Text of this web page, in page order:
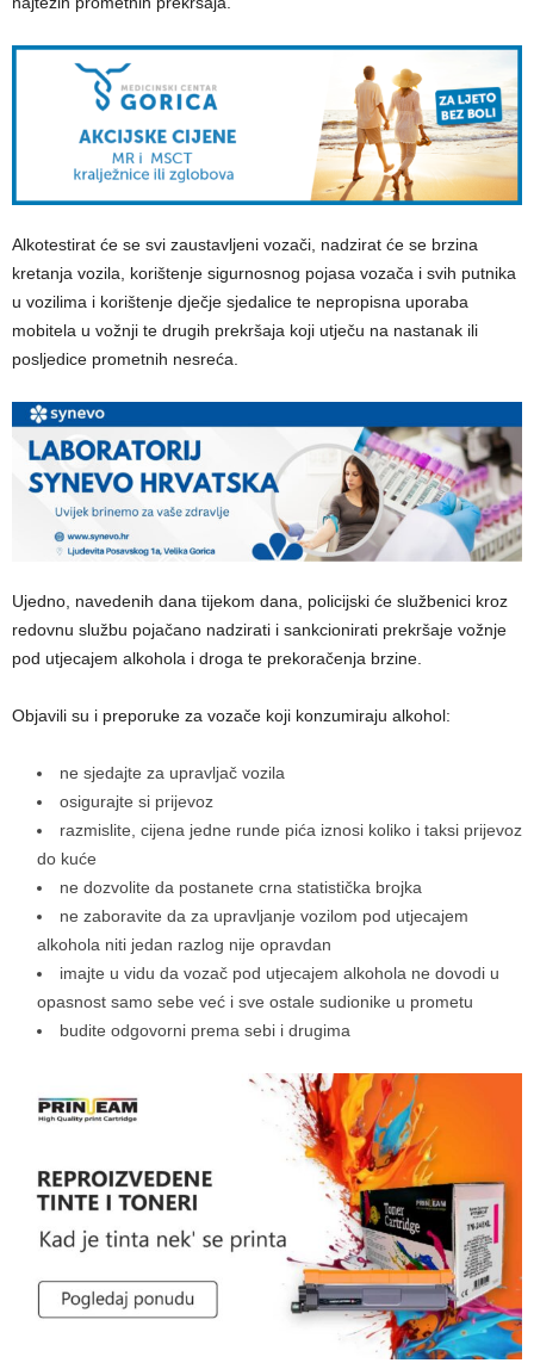
Alkotestirat će se svi zaustavljeni vozači, nadzirat će se brzina
kretanja vozila, korištenje sigurnosnog pojasa vozača i svih putnika
u vozilima i korištenje dječje sjedalice te nepropisna uporaba
mobitela u vožnji te drugih prekršaja koji utječu na nastanak ili
posljedice prometnih nesreća.
Ujedno, navedenih dana tijekom dana, policijski će službenici kroz
redovnu službu pojačano nadzirati i sankcionirati prekršaje vožnje
pod utjecajem alkohola i droga te prekoračenja brzine.
Objavili su i preporuke za vozače koji konzumiraju alkohol:
ne sjedajte za upravljač vozila
osigurajte si prijevoz
razmislite, cijena jedne runde pića iznosi koliko i taksi prijevoz
do kuće
ne dozvolite da postanete crna statistička brojka
ne zaboravite da za upravljanje vozilom pod utjecajem
alkohola niti jedan razlog nije opravdan
imajte u vidu da vozač pod utjecajem alkohola ne dovodi u
opasnost samo sebe već i sve ostale sudionike u prometu
budite odgovorni prema sebi i drugima